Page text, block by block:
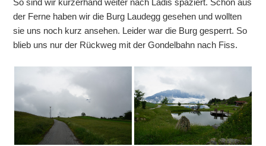
So sind wir kurzerhand weiter nach Ladis spaziert. Schon aus
der Ferne haben wir die Burg Laudegg gesehen und wollten
sie uns noch kurz ansehen. Leider war die Burg gesperrt. So
blieb uns nur der Rückweg mit der Gondelbahn nach Fiss.